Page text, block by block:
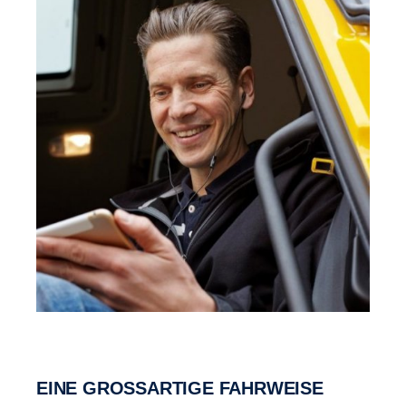
EINE GROSSARTIGE FAHRWEISE